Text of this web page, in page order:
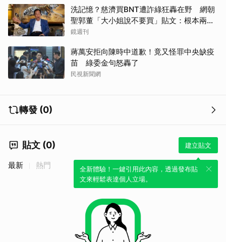
洗記憶？慈濟買BNT遭詐綠狂轟在野 網朝
聖郭董「大小姐說不要買」貼文：根本兩碼
事
鏡週刊
蔣萬安拒向陳時中道歉！竟又怪罪中央缺疫
苗 綠委金句怒轟了
民視新聞網
轉發 (0)
貼文 (0) 建立貼文
全新體驗！一鍵引用此內容，透過發布貼
文來輕鬆表達個人立場。
最新 熱門